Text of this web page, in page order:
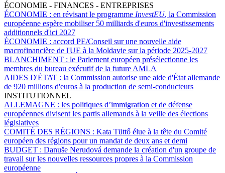
ÉCONOMIE - FINANCES - ENTREPRISES
ÉCONOMIE : en révisant le programme InvestEU, la Commission
européenne espère mobiliser 50 milliards d'euros d'investissements
additionnels d'ici 2027
ÉCONOMIE : accord PE/Conseil sur une nouvelle aide
macrofinancière de l'UE à la Moldavie sur la période 2025-2027
BLANCHIMENT : le Parlement européen présélectionne les
membres du bureau exécutif de la future AMLA
AIDES D'ÉTAT : la Commission autorise une aide d'État allemande
de 920 millions d'euros à la production de semi-conducteurs
INSTITUTIONNEL
ALLEMAGNE : les politiques d’immigration et de défense
européennes divisent les partis allemands à la veille des élections
législatives
COMITÉ DES RÉGIONS : Kata Tüttő élue à la tête du Comité
européen des régions pour un mandat de deux ans et demi
BUDGET : Danuše Nerudová demande la création d'un groupe de
travail sur les nouvelles ressources propres à la Commission
européenne